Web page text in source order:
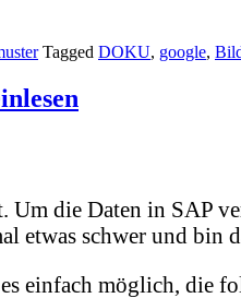
Tagged DOKU, google,
die Daten in SAP
etwas schwer und bin
einfach möglich, die